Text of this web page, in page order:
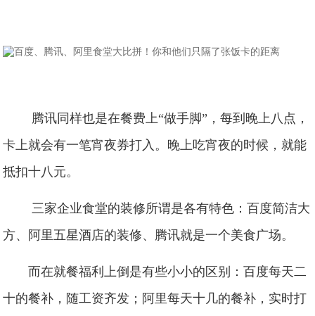
腾讯同样也是在餐费上“做手脚”，每到晚上八点，
卡上就会有一笔宵夜券打入。晚上吃宵夜的时候，就能
抵扣十八元。
三家企业食堂的装修所谓是各有特色：百度简洁大
方、阿里五星酒店的装修、腾讯就是一个美食广场。
而在就餐福利上倒是有些小小的区别：百度每天二
十的餐补，随工资齐发；阿里每天十几的餐补，实时打